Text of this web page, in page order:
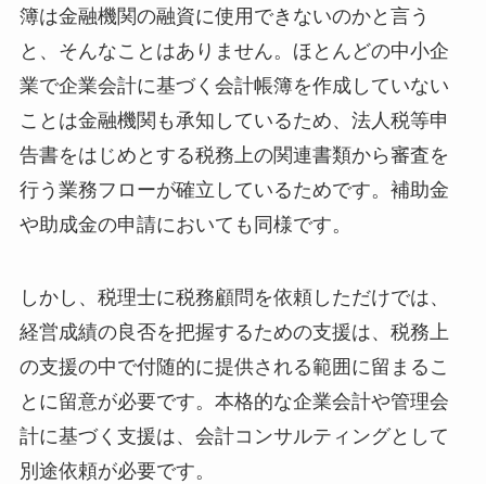
簿は金融機関の融資に使用できないのかと言う
と、そんなことはありません。ほとんどの中小企
業で企業会計に基づく会計帳簿を作成していない
ことは金融機関も承知しているため、法人税等申
告書をはじめとする税務上の関連書類から審査を
行う業務フローが確立しているためです。補助金
や助成金の申請においても同様です。
しかし、税理士に税務顧問を依頼しただけでは、
経営成績の良否を把握するための支援は、税務上
の支援の中で付随的に提供される範囲に留まるこ
とに留意が必要です。本格的な企業会計や管理会
計に基づく支援は、会計コンサルティングとして
別途依頼が必要です。